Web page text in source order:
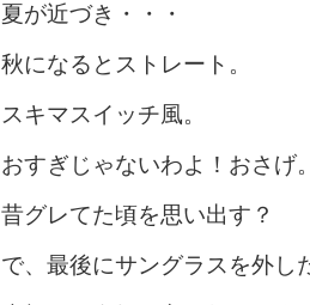
夏が近づき・・・
秋になるとストレート。
スキマスイッチ風。
おすぎじゃないわよ！おさげ
昔グレてた頃を思い出す？
で、最後にサングラスを外し